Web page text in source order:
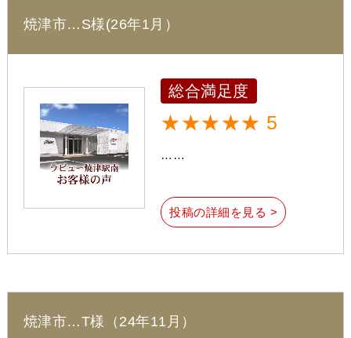
焼津市…S様(26年1月）
総合満足度
★★★★★ 5
……
投稿の詳細を見る >
焼津市…T様（24年11月）